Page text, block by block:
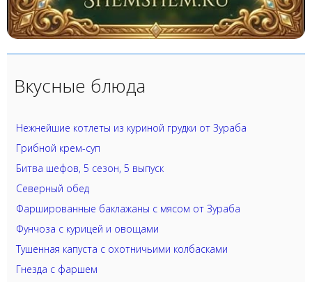
Вкусные блюда
Нежнейшие котлеты из куриной грудки от Зураба
Грибной крем-суп
Битва шефов, 5 сезон, 5 выпуск
Северный обед
Фаршированные баклажаны с мясом от Зураба
Фунчоза с курицей и овощами
Тушенная капуста с охотничьими колбасками
Гнезда с фаршем